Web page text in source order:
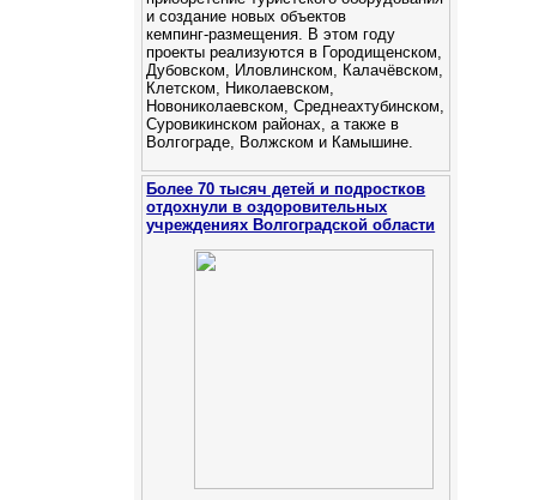
и создание новых объектов
кемпинг‑размещения. В этом году
проекты реализуются в Городищенском,
Дубовском, Иловлинском, Калачёвском,
Клетском, Николаевском,
Новониколаевском, Среднеахтубинском,
Суровикинском районах, а также в
Волгограде, Волжском и Камышине.
Более 70 тысяч детей и подростков
отдохнули в оздоровительных
учреждениях Волгоградской области